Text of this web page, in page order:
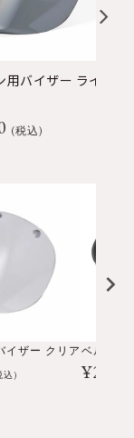
用バイザー ライ
税込
イザー クリア
込) ¥